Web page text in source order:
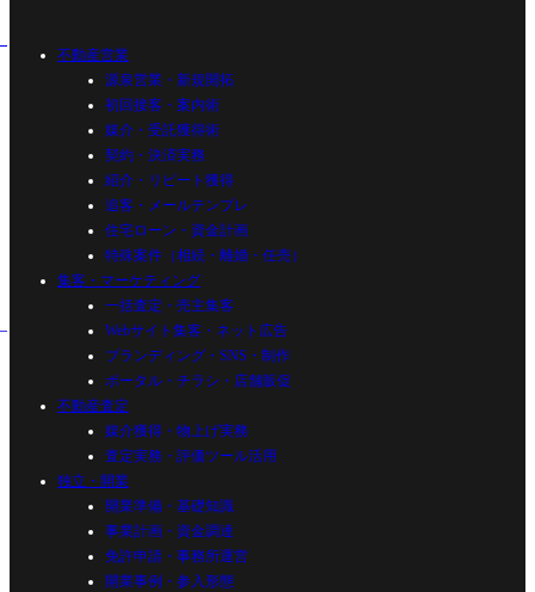
不動産営業
源泉営業・新規開拓
初回接客・案内術
媒介・受託獲得術
契約・決済実務
紹介・リピート獲得
追客・メールテンプレ
住宅ローン・資金計画
特殊案件（相続・離婚・任売）
集客・マーケティング
一括査定・売主集客
Webサイト集客・ネット広告
ブランディング・SNS・制作
ポータル・チラシ・店舗販促
不動産査定
媒介獲得・物上げ実務
査定実務・評価ツール活用
独立・開業
開業準備・基礎知識
事業計画・資金調達
免許申請・事務所運営
開業事例・参入形態